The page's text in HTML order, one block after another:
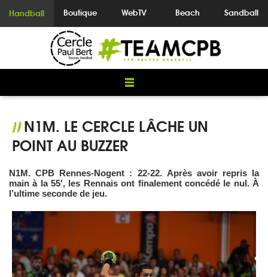
Handball Boutique WebTV Beach Sandball
//N1M. LE CERCLE LÂCHE UN
POINT AU BUZZER
N1M. CPB Rennes-Nogent : 22-22. Après avoir repris la
main à la 55′, les Rennais ont finalement concédé le nul. À
l’ultime seconde de jeu.